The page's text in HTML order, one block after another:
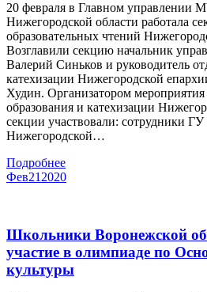
20 февраля в Главном управлении
Нижегородской области работала
образовательных чтений
Возглавили секцию начальник
Валерий Синьков и руководитель
катехизации Нижегородской
Худин. Организатором
образования и катехизации
секции участвовали: сотрудники
Нижегородской…
Подробнее
Фев21 2020
Школьники Воронежской
участие в олимпиаде по
культуры